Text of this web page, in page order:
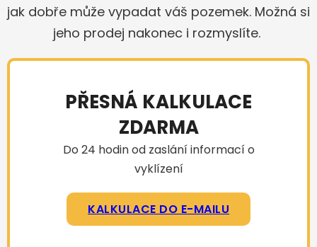
jak dobře může vypadat váš pozemek. Možná si
jeho prodej nakonec i rozmyslíte.
PŘESNÁ KALKULACE
ZDARMA
Do 24 hodin od zaslání informací o
vyklízení
KALKULACE DO E-MAILU